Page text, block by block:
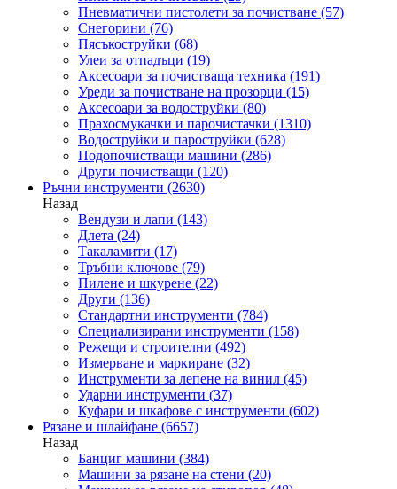
Пневматични пистолети за почистване (57)
Снегорини (76)
Пясъкоструйки (68)
Улеи за отпадъци (19)
Аксесоари за почистваща техника (191)
Уреди за почистване на прозорци (15)
Аксесоари за водоструйки (80)
Прахосмукачки и парочистачки (1310)
Водоструйки и пароструйки (628)
Подопочистващи машини (286)
Други почистващи (120)
Ръчни инструменти (2630)
Назад
Вендузи и лапи (143)
Длета (24)
Такаламити (17)
Тръбни ключове (79)
Пилене и шкурене (22)
Други (136)
Стандартни инструменти (784)
Специализирани инструменти (158)
Режещи и строителни (492)
Измерване и маркиране (32)
Инструменти за лепене на винил (45)
Ударни инструменти (37)
Куфари и шкафове с инструменти (602)
Рязане и шлайфане (6657)
Назад
Банциг машини (384)
Машини за рязане на стени (20)